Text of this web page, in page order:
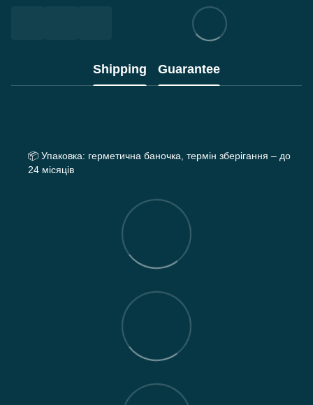
Shipping Guarantee
📦 Упаковка: герметична баночка, термін зберігання – до
24 місяців